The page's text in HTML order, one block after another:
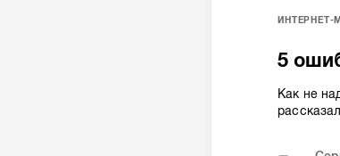
ИНТЕРНЕТ-
5
Как не